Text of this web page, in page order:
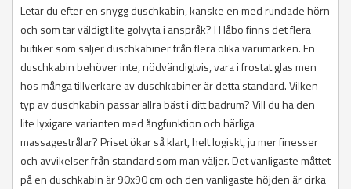
Letar du efter en snygg duschkabin, kanske en med rundade hörn
och som tar väldigt lite golvyta i anspråk? I Håbo finns det flera
butiker som säljer duschkabiner från flera olika varumärken. En
duschkabin behöver inte, nödvändigtvis, vara i frostat glas men
hos många tillverkare av duschkabiner är detta standard. Vilken
typ av duschkabin passar allra bäst i ditt badrum? Vill du ha den
lite lyxigare varianten med ångfunktion och härliga
massagestrålar? Priset ökar så klart, helt logiskt, ju mer finesser
och avvikelser från standard som man väljer. Det vanligaste måttet
på en duschkabin är 90x90 cm och den vanligaste höjden är cirka